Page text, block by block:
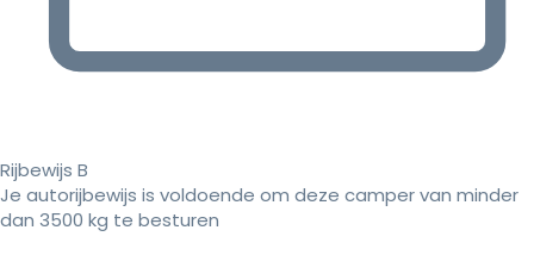
Rijbewijs B
Je autorijbewijs is voldoende om deze camper van minder
dan 3500 kg te besturen